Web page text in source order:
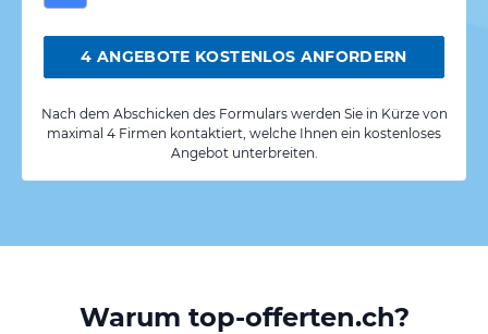
4 ANGEBOTE KOSTENLOS ANFORDERN
Nach dem Abschicken des Formulars werden Sie in Kürze von
maximal 4 Firmen kontaktiert, welche Ihnen ein kostenloses
Angebot unterbreiten.
Warum top-offerten.ch?